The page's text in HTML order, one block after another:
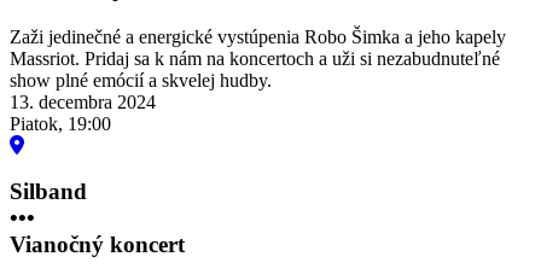
Zaži jedinečné a energické vystúpenia Robo Šimka a jeho kapely
Massriot. Pridaj sa k nám na koncertoch a uži si nezabudnuteľné
show plné emócií a skvelej hudby.
13. decembra 2024
Piatok, 19:00
Silband
•••
Vianočný koncert